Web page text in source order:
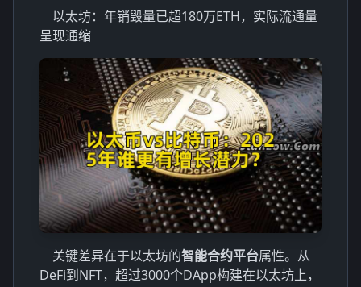
以太坊：年销毁量已超180万ETH，实际流通量
呈现通缩
关键差异在于以太坊的智能合约平台属性。从
DeFi到NFT，超过3000个DApp构建在以太坊上，